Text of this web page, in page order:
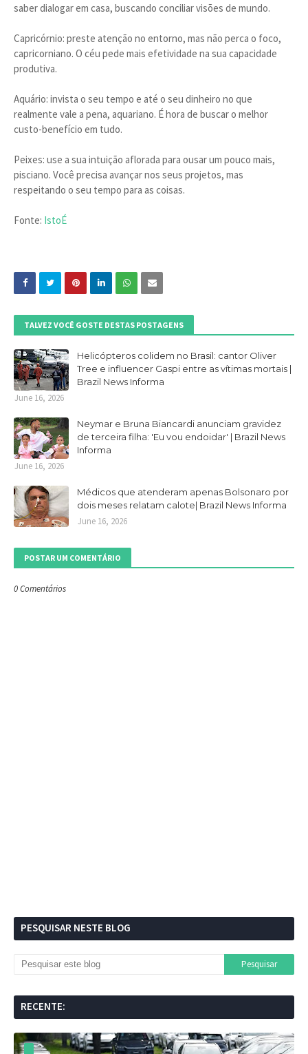
saber dialogar em casa, buscando conciliar visões de mundo.
Capricórnio: preste atenção no entorno, mas não perca o foco,
capricorniano. O céu pede mais efetividade na sua capacidade
produtiva.
Aquário: invista o seu tempo e até o seu dinheiro no que
realmente vale a pena, aquariano. É hora de buscar o melhor
custo-benefício em tudo.
Peixes: use a sua intuição aflorada para ousar um pouco mais,
pisciano. Você precisa avançar nos seus projetos, mas
respeitando o seu tempo para as coisas.
Fonte: IstoÉ
TALVEZ VOCÊ GOSTE DESTAS POSTAGENS
Helicópteros colidem no Brasil: cantor Oliver
Tree e influencer Gaspi entre as vítimas mortais |
Brazil News Informa
June 16, 2026
Neymar e Bruna Biancardi anunciam gravidez
de terceira filha: 'Eu vou endoidar' | Brazil News
Informa
June 16, 2026
Médicos que atenderam apenas Bolsonaro por
dois meses relatam calote| Brazil News Informa
June 16, 2026
POSTAR UM COMENTÁRIO
0 Comentários
PESQUISAR NESTE BLOG
RECENTE: